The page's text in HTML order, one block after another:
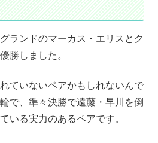
ランドのマーカス・エリスとク
勝しました。
ていないペアかもしれないんで
で、準々決勝で遠藤・早川を倒
いる実力のあるペアです。